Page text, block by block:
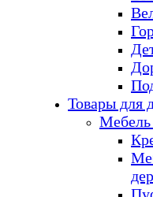
Товары для
Мебель